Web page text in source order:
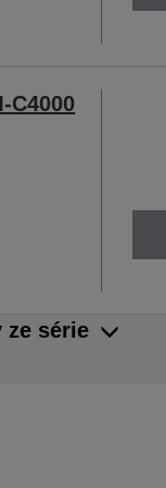
C4000
ze série